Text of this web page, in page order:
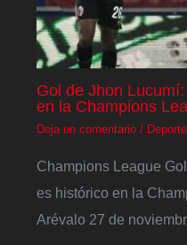
Gol de Jhon
en la Champions
Deja un comentario /
Champions League
es histórico en la
Arévalo 27 de